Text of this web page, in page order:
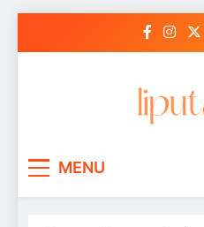
MENU